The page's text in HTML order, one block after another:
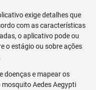
exige detalhes que
com as características
o aplicativo pode ou
o estágio ou sobre ações
doenças e mapear os
mosquito Aedes Aegypti